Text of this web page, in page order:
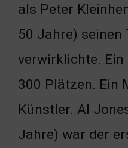
als Peter
50 Jahre) seinen
verwirklichte.
300 Plätzen. Ein
Künstler. Al
Jahre) war der